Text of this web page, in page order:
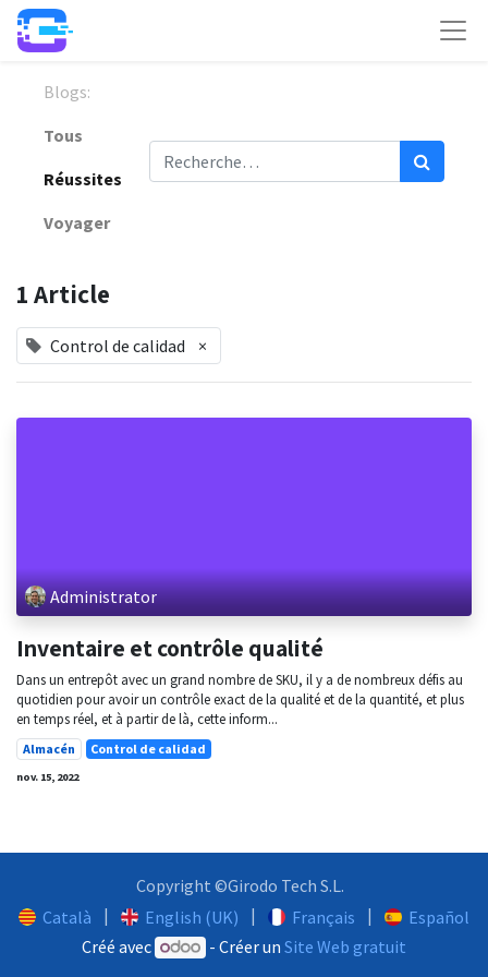
Blogs:
Tous
Réussites
Voyager
1 Article
Control de calidad ×
Administrator
Inventaire et contrôle qualité
Dans un entrepôt avec un grand nombre de SKU, il y a de nombreux défis au
quotidien pour avoir un contrôle exact de la qualité et de la quantité, et plus
en temps réel, et à partir de là, cette inform...
Almacén Control de calidad
nov. 15, 2022
Copyright ©Girodo Tech S.L.
Català
| English (UK) | Français |
Español
Créé avec
- Créer un Site Web gratuit